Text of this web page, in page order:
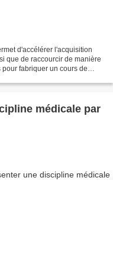
d'accélérer l'acquisition
que de raccourcir de manière
fabriquer un cours de
médicale par